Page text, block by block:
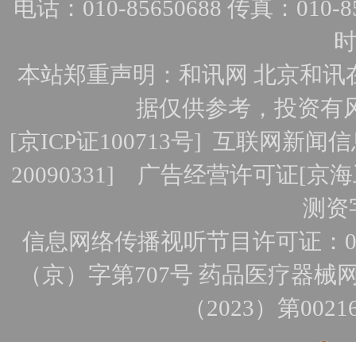
电话：010-85650688 传真：010-
本站郑重声明：和讯网 北京和
据仅供参考，投资有
[京ICP证100713号]互联网新闻
20090331] 广告经营许可证[京
测资
信息网络传播视听节目许可证：
（京）字第707号 药品医疗器械
（2023）第